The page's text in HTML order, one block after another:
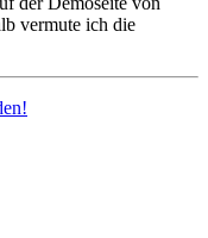
vermute ich die